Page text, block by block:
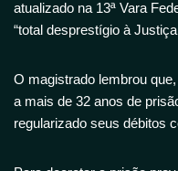
atualizado na 13ª Vara
“total desprestígio à
O magistrado lembrou
a mais de 32 anos de
regularizado seus débitos